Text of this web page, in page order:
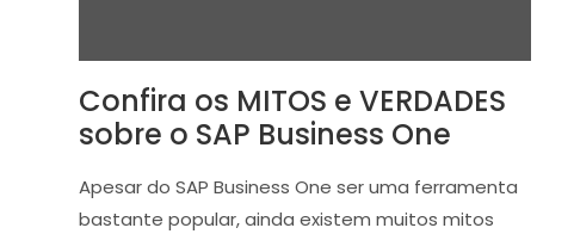
Confira os MITOS e VERDADES
sobre o SAP Business One
Apesar do SAP Business One ser uma ferramenta
bastante popular, ainda existem muitos mitos